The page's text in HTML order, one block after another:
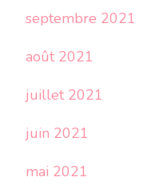
septembre 2021
août 2021
juillet 2021
juin 2021
mai 2021